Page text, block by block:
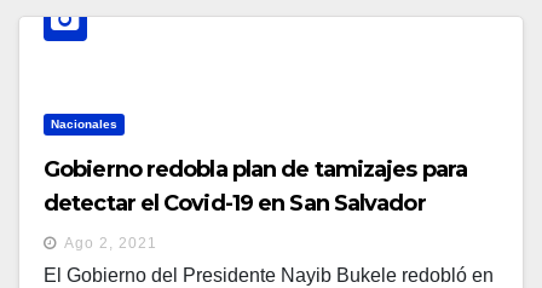
Nacionales
Gobierno redobla plan de tamizajes para
detectar el Covid-19 en San Salvador
Ago 2, 2021
El Gobierno del Presidente Nayib Bukele redobló en